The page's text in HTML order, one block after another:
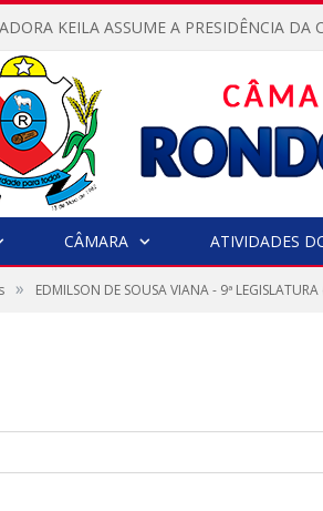
CÂMARA ATIVIDADES
» EDMILSON DE SOUSA VIANA - 9ª